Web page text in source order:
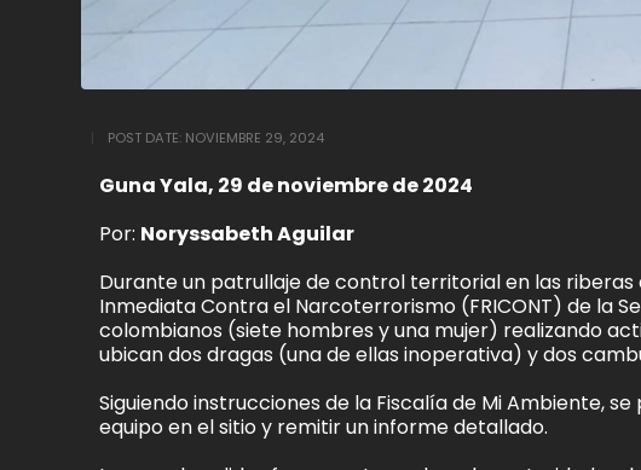
POST DATE: NOVIEMBRE 29, 2024
Guna Yala, 29 de noviembre de 2024
Por: Noryssabeth Aguilar
Durante un patrullaje de control territorial en las riberas
Inmediata Contra el Narcoterrorismo (FRICONT) de la
colombianos (siete hombres y una mujer) realizando
ubican dos dragas (una de ellas inoperativa) y dos
Siguiendo instrucciones de la Fiscalía de Mi Ambiente,
equipo en el sitio y remitir un informe detallado.